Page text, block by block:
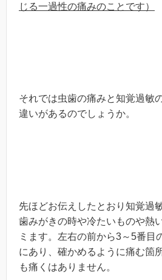
じる一過性の痛みのことです）
それでは虫歯の痛みと知覚過敏
違いがあるのでしょうか。
先ほどお伝えしたとおり知覚過
歯みがきの時や冷たいものや熱
ミます。左右の前から3～5番目
にあり、確かめるように痛む箇
も痛くはありません。